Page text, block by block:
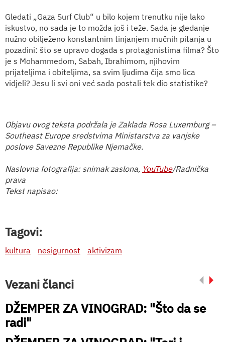
Gledati „Gaza Surf Club“ u bilo kojem trenutku nije lako
iskustvo, no sada je to možda još i teže. Sada je gledanje
nužno obilježeno konstantnim tinjanjem mučnih pitanja u
pozadini: što se upravo događa s protagonistima filma? Što
je s Mohammedom, Sabah, Ibrahimom, njihovim
prijateljima i obiteljima, sa svim ljudima čija smo lica
vidjeli? Jesu li svi oni već sada postali tek dio statistike?
Objavu ovog teksta podržala je Zaklada Rosa Luxemburg –
Southeast Europe sredstvima Ministarstva za vanjske
poslove Savezne Republike Njemačke.
Naslovna fotografija: snimak zaslona, YouTube/Radnička
prava
Tekst napisao:
Tagovi:
kultura nesigurnost aktivizam
Vezani članci
DŽEMPER ZA VINOGRAD: "Što da se
radi"